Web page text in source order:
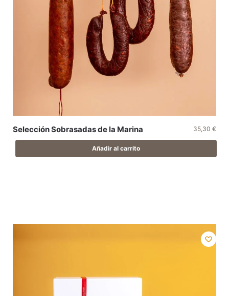
Selección Sobrasadas de la Marina 35,30 €
Añadir al carrito